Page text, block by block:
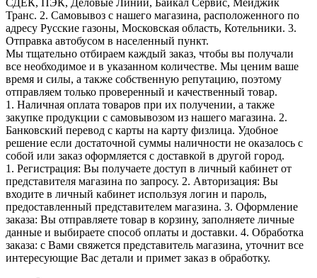
Транс. 2. Самовывоз с нашего магазина, расположенного по
адресу Русские газоны, Московская область, Котельники. 3.
Отправка автобусом в населенный пункт.
Мы тщательно отбираем каждый заказ, чтобы вы получали
все необходимое и в указанном количестве. Мы ценим ваше
время и силы, а также собственную репутацию, поэтому
отправляем только проверенный и качественный товар.
1. Наличная оплата товаров при их получении, а также
закупке продукции с самовывозом из нашего магазина. 2.
Банковский перевод с карты на карту физлица. Удобное
решение если достаточной суммы наличности не оказалось с
собой или заказ оформляется с доставкой в другой город.
1. Регистрация: Вы получаете доступ в личный кабинет от
представителя магазина по запросу. 2. Авторизация: Вы
входите в личный кабинет используя логин и пароль,
предоставленный представителем магазина. 3. Оформление
заказа: Вы отправляете товар в корзину, заполняете личные
данные и выбираете способ оплаты и доставки. 4. Обработка
заказа: с Вами свяжется представитель магазина, уточнит все
интересующие Вас детали и примет заказ в обработку.